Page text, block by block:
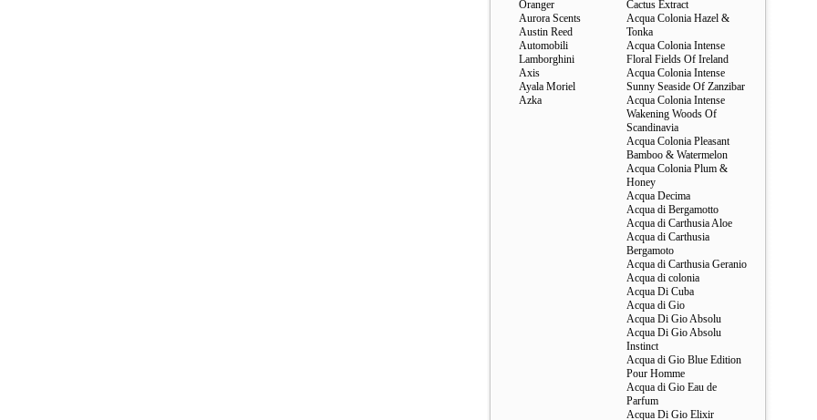
Oranger
Aurora Scents
Austin Reed
Automobili
Lamborghini
Axis
Ayala Moriel
Azka
Cactus Extract
Acqua Colonia Hazel &
Tonka
Acqua Colonia Intense
Floral Fields Of Ireland
Acqua Colonia Intense
Sunny Seaside Of Zanzibar
Acqua Colonia Intense
Wakening Woods Of
Scandinavia
Acqua Colonia Pleasant
Bamboo & Watermelon
Acqua Colonia Plum &
Honey
Acqua Decima
Acqua di Bergamotto
Acqua di Carthusia Aloe
Acqua di Carthusia
Bergamoto
Acqua di Carthusia Geranio
Acqua di colonia
Acqua Di Cuba
Acqua di Gio
Acqua Di Gio Absolu
Acqua Di Gio Absolu
Instinct
Acqua di Gio Blue Edition
Pour Homme
Acqua di Gio Eau de
Parfum
Acqua Di Gio Elixir